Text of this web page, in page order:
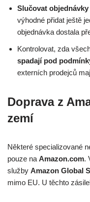
Slučovat objednávky
výhodné přidat ještě
objednávka dostala
Kontrolovat, zda
spadají pod
externích prodejců
Doprava z
zemí
Některé specializované
pouze na Amazon.com.
služby Amazon Global
mimo EU. U těchto